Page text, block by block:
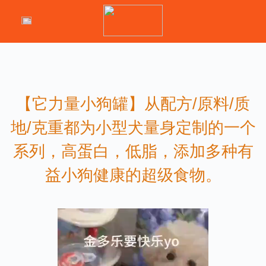
【它力量小狗罐】从配方/原料/质
地/克重都为小型犬量身定制的一个
系列，高蛋白，低脂，添加多种有
益小狗健康的超级食物。